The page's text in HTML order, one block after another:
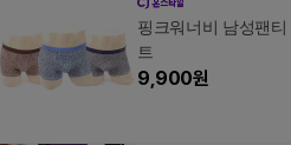
핑크워너비 남성팬
트
9,900원